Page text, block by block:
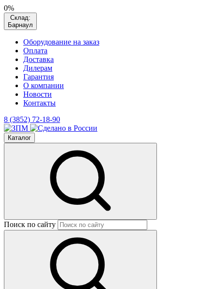
0%
Склад:
Барнаул
Оборудование на заказ
Оплата
Доставка
Дилерам
Гарантия
О компании
Новости
Контакты
8 (3852) 72-18-90
Каталог
Поиск по сайту